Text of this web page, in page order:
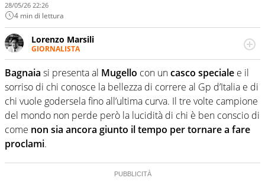
28/05/26 22:26
4 min di lettura
Lorenzo Marsili
GIORNALISTA
Giornalista pubblicista, redattore, divulgatore. E' una
delle anime video del sito: racconta in immagini un
evento e lo fa come pochi altri
Bagnaia si presenta al Mugello con uncasco speciale e il
sorriso di chi conosce la bellezza di correre al Gp d’Italia e di
chi vuole godersela fino all’ultima curva. Il tre volte campione
del mondo non perde però la lucidità di chi è ben conscio di
come non sia ancora giunto il tempo per tornare a fare
proclami.